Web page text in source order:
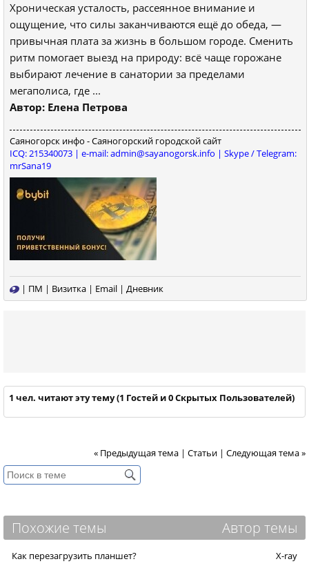
Хроническая усталость, рассеянное внимание и
ощущение, что силы заканчиваются ещё до обеда, —
привычная плата за жизнь в большом городе. Сменить
ритм помогает выезд на природу: всё чаще горожане
выбирают лечение в санатории за пределами
мегаполиса, где ...
Автор: Елена Петрова
Саяногорск инфо - Саяногорский городской сайт
ICQ: 215340073 | e-mail: admin@sayanogorsk.info | Skype / Telegram:
mrSana19
| ПМ | Визитка | Email | Дневник
1 чел. читают эту тему (1 Гостей и 0 Скрытых Пользователей)
« Предыдущая тема | Статьи | Следующая тема »
Похожие темы Автор темы
Как перезагрузить планшет? X-ray